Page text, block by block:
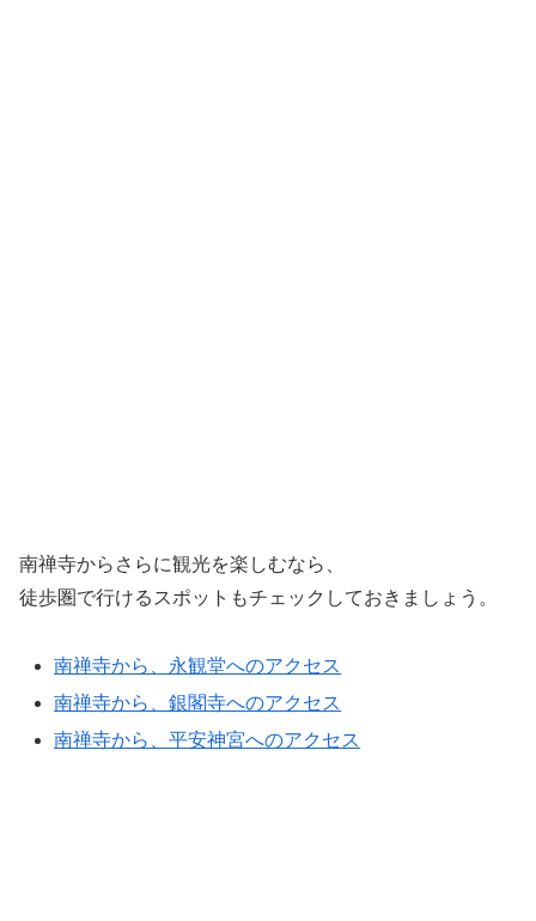
南禅寺からさらに観光を楽しむなら、
徒歩圏で行けるスポットもチェックしておきましょう。
南禅寺から、永観堂へのアクセス
南禅寺から、銀閣寺へのアクセス
南禅寺から、平安神宮へのアクセス